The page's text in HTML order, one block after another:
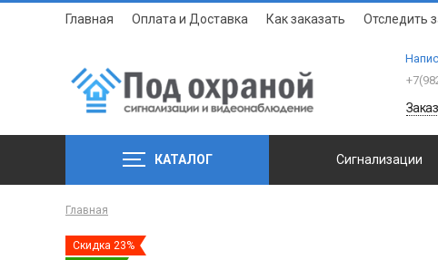
Главная Оплата и Доставка Как заказать Отследить
КАТАЛОГ Сигнализации
Главная
Скидка 23%